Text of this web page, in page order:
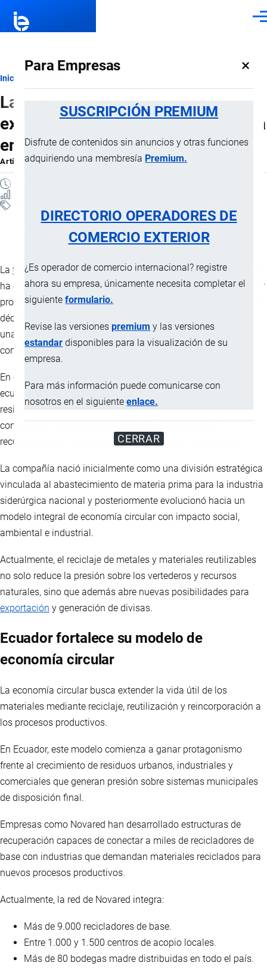
Para Empresas ×
SUSCRIPCIÓN PREMIUM
Disfrute de contenidos sin anuncios y otras funciones
adquiriendo una membresía Premium.
DIRECTORIO OPERADORES DE
COMERCIO EXTERIOR
¿Es operador de comercio internacional? registre
ahora su empresa, únicamente necesita completar el
siguienteformulario.
Revise las versionespremium y las versiones
estandar disponibles para la visualización de su
empresa.
Para más información puede comunicarse con
nosotros en el siguienteenlace.
CERRAR
Ruta
de
navegación
Inicio
La industria del reciclaje y
exportación de chatarra gana fuerza
en Ecuador
ArtículoporJaime Mise, 29 Mayo, 2026
Actualidad
La transformaciónde residuos en materia prima estratégica se
ha convertido en una de las actividades industriales con mayor
proyección económica y ambiental en Ecuador. Lo que durante
décadas fue considerado simplemente basura, hoy representa
una fuente clave de empleo, sostenibilidad y oportunidades
comerciales para el país.
En el centro de este crecimiento aparece Novared, empresa
ecuatoriana especializada en gestión y aprovechamiento de
residuos reciclables, que durante los últimos años ha
consolidado una amplia red nacional enfocada en la
recuperación de chatarra metálica, plástico, vidrio y cartón.
La compañía nació inicialmente como una división estratégica
vinculada al abastecimiento de materia prima para la industria
siderúrgica nacional y posteriormente evolucionó hacia un
modelo integral de economía circular con impacto social,
ambiental e industrial.
Actualmente, el reciclaje de metales y materiales reutilizables
no solo reduce la presión sobre los vertederos y recursos
naturales, sino que además abre nuevas posibilidades para
exportación y generación de divisas.
Ecuador fortalece su modelo de
economía circular
La economía circular busca extender la vida útil de los
materiales mediante reciclaje, reutilización y reincorporación a
los procesos productivos.
En Ecuador, este modelo comienza a ganar protagonismo
frente al crecimiento de residuos urbanos, industriales y
comerciales que generan presión sobre sistemas municipales
de disposición final.
Empresas como Novared han desarrollado estructuras de
recuperación capaces de conectar a miles de recicladores de
base con industrias que demandan materiales reciclados para
nuevos procesos productivos.
Actualmente, la red de Novared integra:
Más de 9.000 recicladores de base.
Entre 1.000 y 1.500 centros de acopio locales.
Más de 80 bodegas madre distribuidas en todo el país.